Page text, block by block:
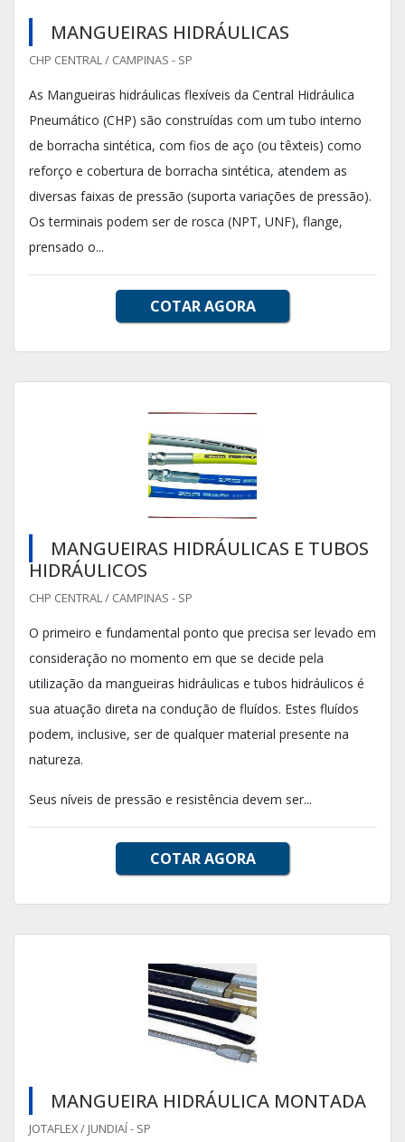
MANGUEIRAS HIDRÁULICAS
CHP CENTRAL / CAMPINAS - SP
As Mangueiras hidráulicas flexíveis da Central Hidráulica
Pneumático (CHP) são construídas com um tubo interno
de borracha sintética, com fios de aço (ou têxteis) como
reforço e cobertura de borracha sintética, atendem as
diversas faixas de pressão (suporta variações de pressão).
Os terminais podem ser de rosca (NPT, UNF), flange,
prensado o...
COTAR AGORA
MANGUEIRAS HIDRÁULICAS E TUBOS
HIDRÁULICOS
CHP CENTRAL / CAMPINAS - SP
O primeiro e fundamental ponto que precisa ser levado em
consideração no momento em que se decide pela
utilização da mangueiras hidráulicas e tubos hidráulicos é
sua atuação direta na condução de fluídos. Estes fluídos
podem, inclusive, ser de qualquer material presente na
natureza.
Seus níveis de pressão e resistência devem ser...
COTAR AGORA
MANGUEIRA HIDRÁULICA MONTADA
JOTAFLEX / JUNDIAÍ - SP